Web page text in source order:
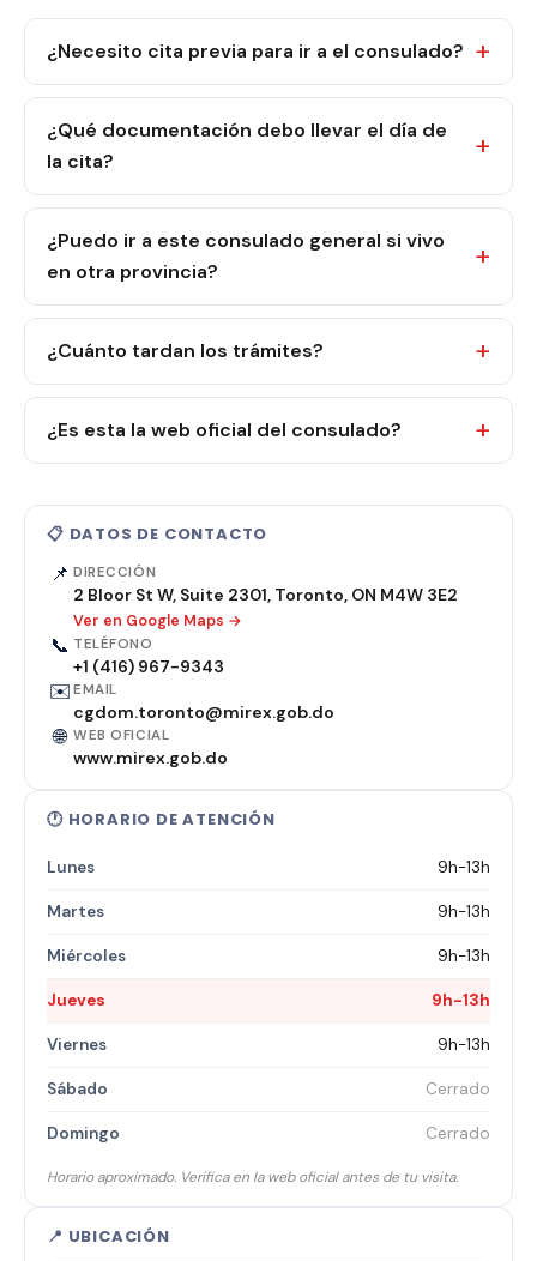
📋 DATOS DE CONTACTO
📌 DIRECCIÓN
2 Bloor St W, Suite 2301, Toronto, ON M4W 3E2
Ver en Google Maps →
📞 TELÉFONO
+1 (416) 967-9343
✉️ EMAIL
cgdom.toronto@mirex.gob.do
🌐 WEB OFICIAL
www.mirex.gob.do
🕐 HORARIO DE ATENCIÓN
Lunes 9h-13h
Martes 9h-13h
Miércoles 9h-13h
Jueves 9h-13h
Viernes 9h-13h
Sábado Cerrado
Domingo Cerrado
Horario aproximado. Verifica en la web oficial antes de tu visita.
📍 UBICACIÓN
¿Necesito cita previa para ir a el consulado?
¿Qué documentación debo llevar el día de
la cita?
¿Puedo ir a este consulado general si vivo
en otra provincia?
¿Cuánto tardan los trámites?
¿Es esta la web oficial del consulado?